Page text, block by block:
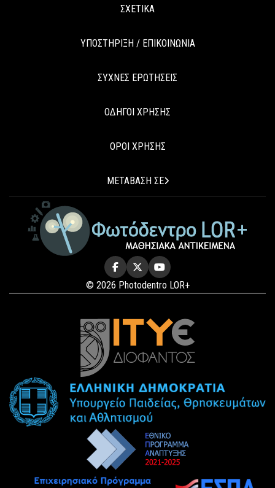
ΣΧΕΤΙΚΑ
ΥΠΟΣΤΗΡΙΞΗ / ΕΠΙΚΟΙΝΩΝΙΑ
ΣΥΧΝΕΣ ΕΡΩΤΗΣΕΙΣ
ΟΔΗΓΟΙ ΧΡΗΣΗΣ
ΟΡΟΙ ΧΡΗΣΗΣ
ΜΕΤΑΒΑΣΗ ΣΕ
© 2026 Photodentro LOR+